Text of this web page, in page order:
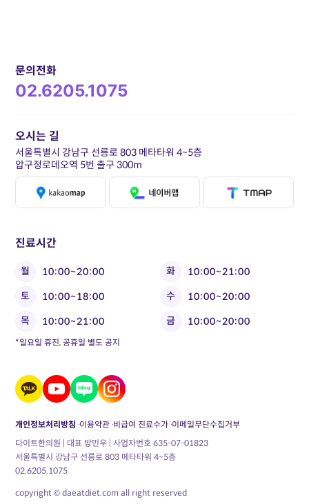
문의전화
02.6205.1075
진료시간
월 10:00~20:00 화
10:00~21:00
토
10:00~18:00 수
10:00~20:00
목
10:00~21:00 금 10:00~20:00
*일요일 휴진, 공휴일 별도 공지
오시는 길
서울특별시 강남구 선릉로 803 메타타워 4~5층
압구정로데오역 5번 출구 300m
개인정보처리방침 이용약관 비급여 진료수가 이메일무단수집거부
다이트한의원 | 대표 방민우 | 사업자번호 635-07-01823
서울특별시 강남구 선릉로 803 메타타워 4~5층
02.6205.1075
copyright © daeatdiet.com all right reserved